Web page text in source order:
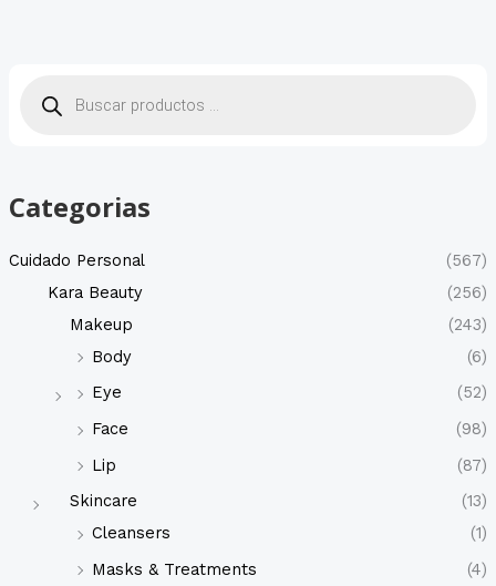
d
e
o
d
Categorias
Cuidado Personal
(567)
Kara Beauty
(256)
Makeup
(243)
Body
(6)
Eye
(52)
Face
(98)
Lip
(87)
Skincare
(13)
Cleansers
(1)
Masks & Treatments
(4)